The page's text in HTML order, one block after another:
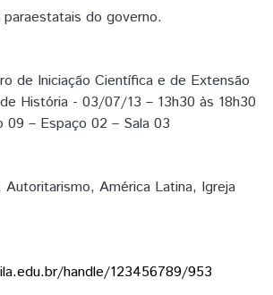
do governo.
de Iniciação Científica e de Extensão
História - 03/07/13 – 13h30 às 18h30
09 – Espaço 02 – Sala 03
Autoritarismo, América Latina, Igreja
handle/123456789/953